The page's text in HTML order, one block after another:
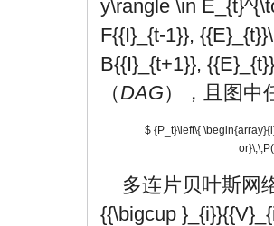
y\rangle \in
F{{I}_{t-1}},
B{{I}_{t+1}},
（DAG），且图中
$ {P_t}\left\{
多连片贝叶斯网
{{\bigcup